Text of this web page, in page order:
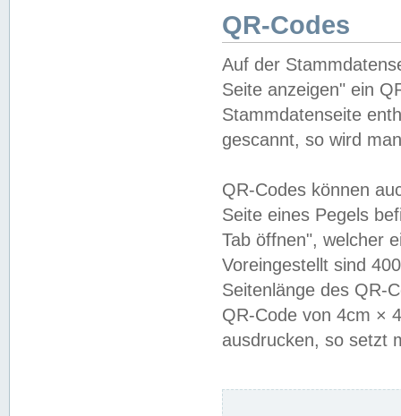
QR-Codes
Auf der
Seite anzeigen" ein
Stammdatenseite
gescannt, so wird
QR-Codes können
Seite eines Pegels
Tab öffnen", welcher
Voreingestellt sind
Seitenlänge des QR-
QR-Code von 4cm ×
ausdrucken, so setzt